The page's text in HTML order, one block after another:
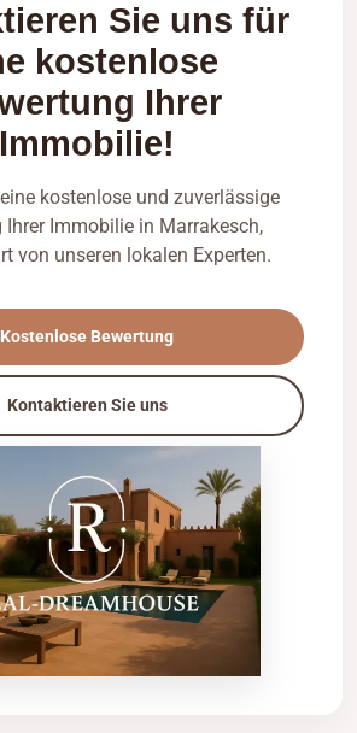
Sie uns für
kostenlose
Ihrer
Immobilie!
kostenlose und zuverlässige
Ihrer Immobilie in Marrakesch,
von unseren lokalen Experten.
Kostenlose Bewertung
Kontaktieren Sie uns